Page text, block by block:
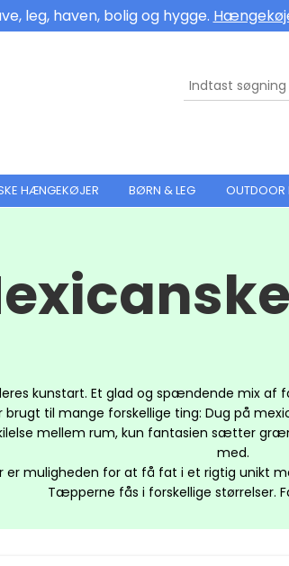
leg, haven, bolig og hygge.
HÆNGEKØJER BØRN & LEG OUTDOOR
kunstart. Et glad og spændende mix
til mange forskellige ting: Dug på
mellem rum, kun fantasien sætter
med.
er muligheden for at få fat i et rigtig unikt
Tæpperne fås i forskellige størrelser.